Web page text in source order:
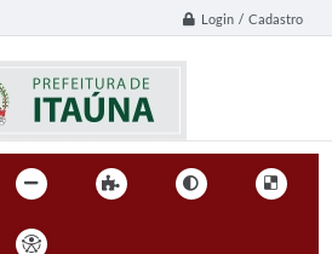
Login / Cadastro